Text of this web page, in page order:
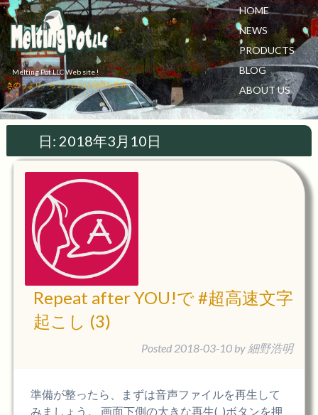
HOME
NEWS
PRODUCTS
BLOG
ABOUT US
CONTACT US
Melting Pot LLC Web site !
きのうより、ちょっとだけ自由な世界
へ！
日: 2018年3月10日
Repeat after YOU!で #超高速文字
起こし (3)
Posted 2018-03-10 by 細野浩明
準備が整ったら、まずは音声ファイルを再生して
みましょう。 画面下側の大きな再生( )ボタンを押